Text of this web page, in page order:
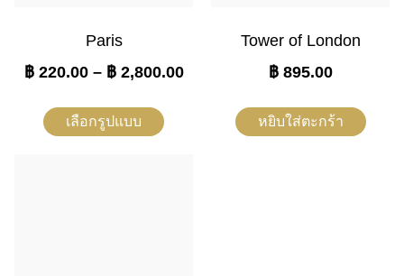
Paris
฿220.00 – ฿2,800.00
เลือกรูปแบบ
Tower of London
฿895.00
หยิบใส่ตะกร้า